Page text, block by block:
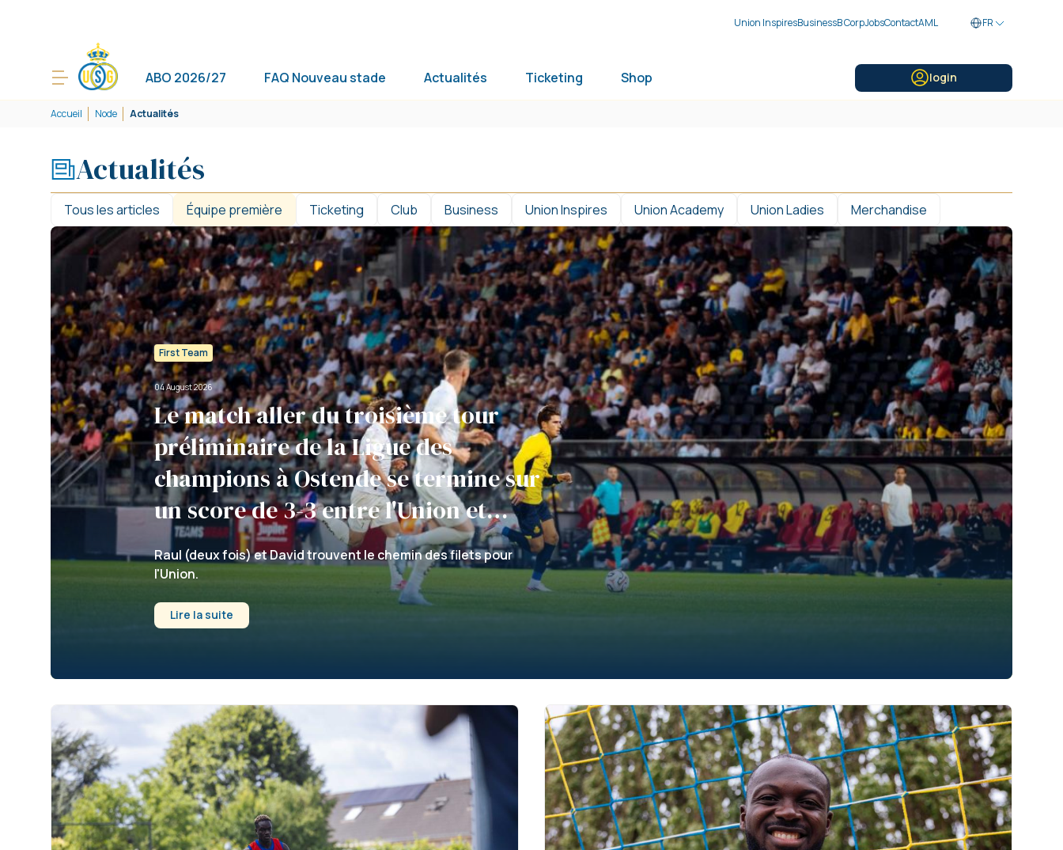
Union InspiresBusinessB CorpJobsContactAML FR
ABO 2026/27 FAQ Nouveau stade Actualités Ticketing Shop login
Accueil Node Actualités
Actualités
Tous les articles Équipe première Ticketing Club Business Union Inspires Union Academy Union Ladies Merchandise
First Team
04 August 2026
Le match aller du troisième tour
préliminaire de la Ligue des
champions à Ostende se termine sur
un score de 3-3 entre l'Union et
Bodø/Glimt
Raul (deux fois) et David trouvent le chemin des filets pour
l'Union.
Lire la suite